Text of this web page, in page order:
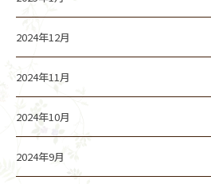
2024年12月
2024年11月
2024年10月
2024年9月